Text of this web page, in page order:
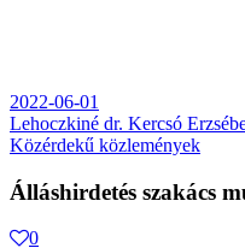
2022-06-01
Lehoczkiné dr. Kercsó
Közérdekű közlemények
Álláshirdetés szakács
0